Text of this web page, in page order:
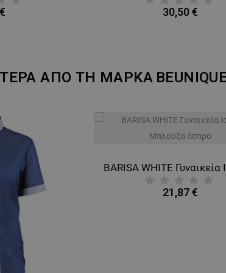
30,50 €
ΑΠΟ ΤΗ ΜΑΡΚΑ
21,87 €